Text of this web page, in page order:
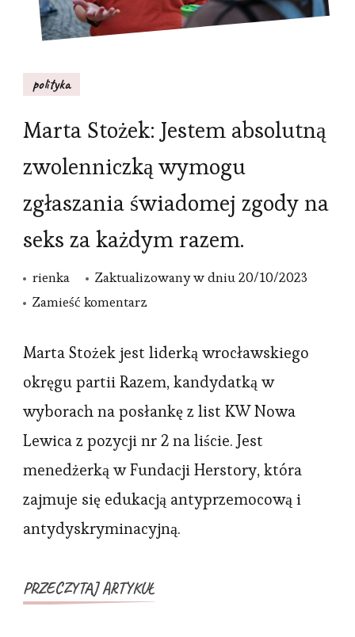
polityka
Marta Stożek: Jestem absolutną
zwolenniczką wymogu
zgłaszania świadomej zgody na
seks za każdym razem.
rienka Zaktualizowany w dniu20/10/2023
Zamieść komentarzwe
Marta
Stożek:
absolutną
zwolenniczką
wymogu
zgłaszania
świadomej
seks
Marta Stożek jest liderką wrocławskiego
okręgu partii Razem, kandydatką w
wyborach na posłankę z list KW Nowa
Lewica z pozycji nr 2 na liście. Jest
menedżerką w Fundacji Herstory, która
zajmuje się edukacją antyprzemocową i
antydyskryminacyjną.
PRZECZYTAJ ARTYKUŁ